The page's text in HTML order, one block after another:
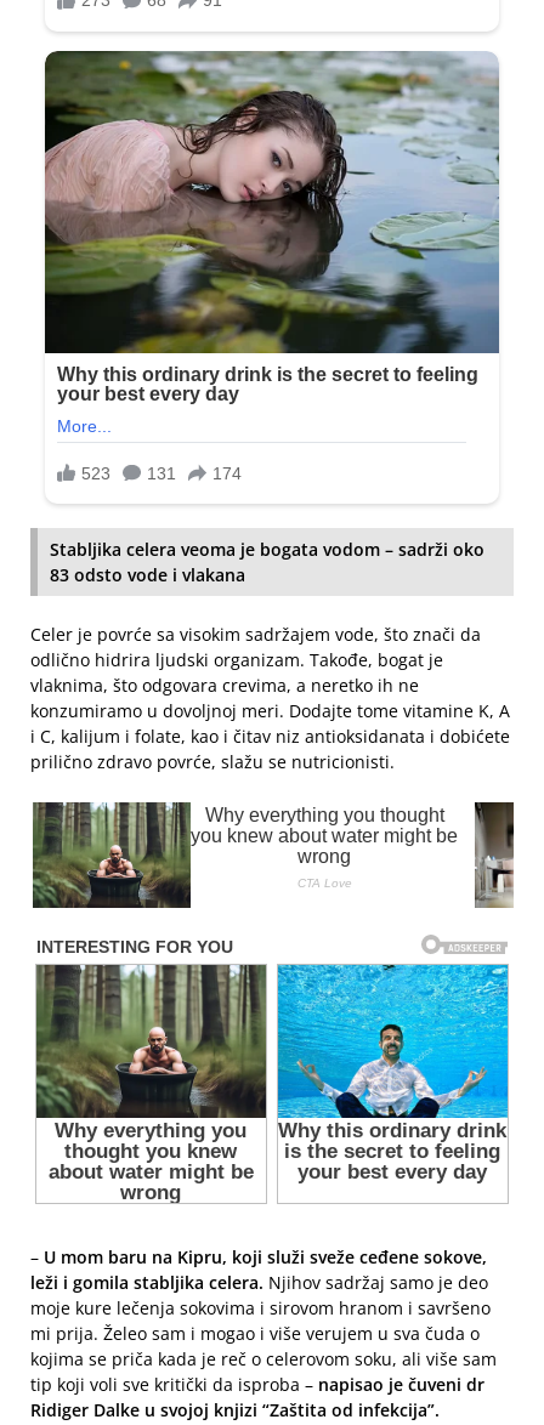
Stabljika celera veoma je bogata vodom – sadrži oko
83 odsto vode i vlakana
Celer je povrće sa visokim sadržajem vode, što znači da
odlično hidrira ljudski organizam. Takođe, bogat je
vlaknima, što odgovara crevima, a neretko ih ne
konzumiramo u dovoljnoj meri. Dodajte tome vitamine K, A
i C, kalijum i folate, kao i čitav niz antioksidanata i dobićete
prilično zdravo povrće, slažu se nutricionisti.
– U mom baru na Kipru, koji služi sveže ceđene sokove,
leži i gomila stabljika celera. Njihov sadržaj samo je deo
moje kure lečenja sokovima i sirovom hranom i savršeno
mi prija. Želeo sam i mogao i više verujem u sva čuda o
kojima se priča kada je reč o celerovom soku, ali više sam
tip koji voli sve kritički da isproba – napisao je čuveni dr
Ridiger Dalke u svojoj knjizi “Zaštita od infekcija”.